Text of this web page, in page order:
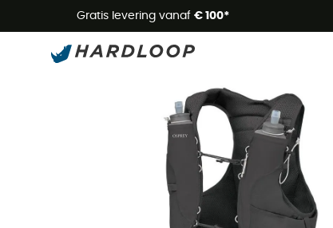
Gratis levering vanaf € 100*